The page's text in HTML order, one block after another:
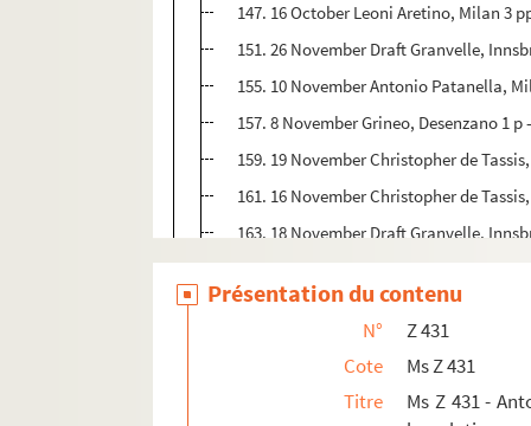
147. 16 October Leoni Aretino, Milan 3
151. 26 November Draft Granvelle,
155. 10 November Antonio Patanella,
157. 8 November Grineo, Desenzano 1 p
159. 19 November Christopher de
161. 16 November Christopher de
163. 18 November Draft Granvelle,
164. 16 November Christopher de
166. 13 November Christopher de
169. 11 November Christopher de
171. 29 October Grineo, Marano 1 p - 108
172. 9 November Draft Granvelle,
Présentation du contenu
N°
Z 431
Cote
Ms Z 431
Titre
Ms Z 431 -